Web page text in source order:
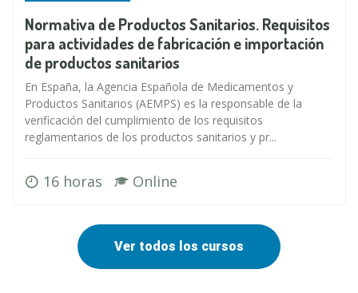
Normativa de Productos Sanitarios. Requisitos
para actividades de fabricación e importación
de productos sanitarios
En España, la Agencia Española de Medicamentos y
Productos Sanitarios (AEMPS) es la responsable de la
verificación del cumplimiento de los requisitos
reglamentarios de los productos sanitarios y pr...
16 horas Online
Ver todos los cursos